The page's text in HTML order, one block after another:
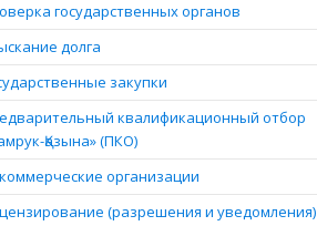
государственных органов
долга
закупки
квалификационный отбор
Қазына» (ПКО)
организации
(разрешения и уведомления)